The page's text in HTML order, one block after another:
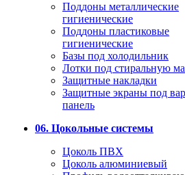
Поддоны металлические
гигиенические
Поддоны пластиковые
гигиенические
Базы под холодильник
Лотки под стиральную
Защитные накладки
Защитные экраны под
панель
06. Цокольные системы
Цоколь ПВХ
Цоколь алюминиевый